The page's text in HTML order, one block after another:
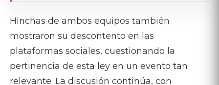
Hinchas de ambos equipos también
mostraron su descontento en las
plataformas sociales, cuestionando la
pertinencia de esta ley en un evento tan
relevante. La discusión continúa, con